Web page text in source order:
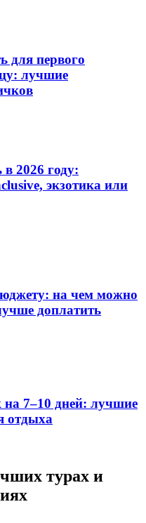
для первого
лучшие
2026 году:
экзотика или
на чем можно
доплатить
на 7–10 дней: лучшие
отдыха
турах и